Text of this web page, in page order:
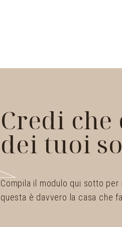
Credi che
dei tuoi
Compila il modulo qui sotto
questa è davvero la casa che